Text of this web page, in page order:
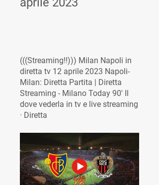
(((Streaming!!))) Milan Napoli in
diretta tv 12 aprile 2023 Napoli-
Milan: Diretta Partita | Diretta
Streaming - Milano Today 90' Il
dove vederla in tv e live streaming
· Diretta